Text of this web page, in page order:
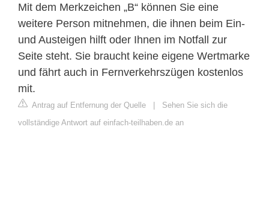
Mit dem Merkzeichen „B“ können Sie eine
weitere Person mitnehmen, die ihnen beim Ein-
und Austeigen hilft oder Ihnen im Notfall zur
Seite steht. Sie braucht keine eigene Wertmarke
und fährt auch in Fernverkehrszügen kostenlos
mit.
Antrag auf Entfernung der Quelle | Sehen Sie sich die
vollständige Antwort auf einfach-teilhaben.de an